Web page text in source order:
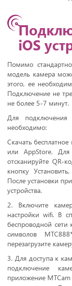
iOS
Помимо
модель камера
этого, ее
Подключение не
не более 5-7 минут.
Для
необходимо:
Скачать
или AppStore.
отсканируйте QR-
кнопку
После установки
устройства.
2. Включите
настройки wifi. В
беспроводной сети
символов
перезагрузите
3. Для доступа к
подключение
приложение